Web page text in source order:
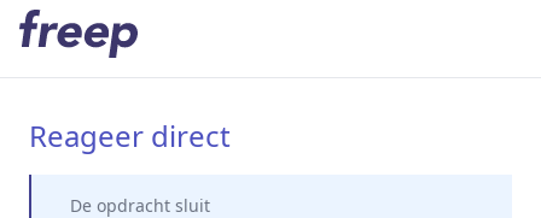
Mijn gegevens
Reageer direct
De opdracht sluit